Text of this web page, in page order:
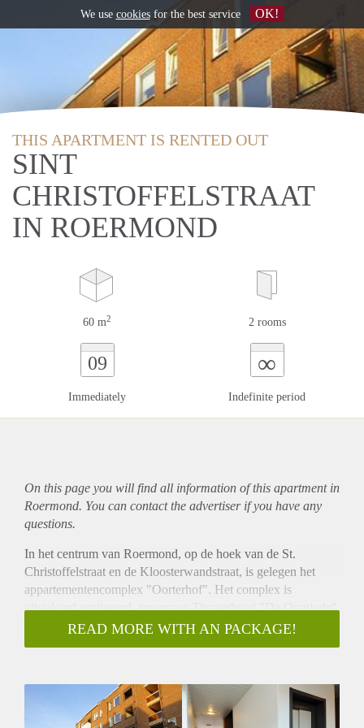
THIS APARTMENT IS RENTED OUT
SINT
CHRISTOFFELSTRAAT
IN ROERMOND
60 m2 2 rooms
09
Immediately
∞
Indefinite period
On this page you will find all information of this apartmentin
Roermond. You can contact the advertiser if you have any
questions.
In het centrum van Roermond, op de hoek van de St.
Christoffelstraat en de Kloosterwandstraat, is gelegen het
appartementencomplex "Oorterhof". Het complex is
uitstekend gesitueerd, tegenover Theaterhotel "De Oranjerie"
nabij alle winkels welke het gezellige stadscentrum van
Roermond rijk is. Op nog geen 2 minuten lopen bereikt u al
woonlocatie midden in het centrum van Roermond voor
zowel jong als oud!
READ MORE WITH AN PACKAGE!
We use cookiesfor the best service OK!